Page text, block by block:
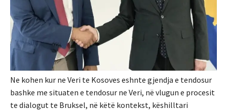
Ne kohen kur ne Veri te Kosoves eshnte gjendja e tendosur
bashke me situaten e tendosur ne Veri, në vlugun e procesit
te dialogut te Bruksel, në këtë kontekst, këshilltari